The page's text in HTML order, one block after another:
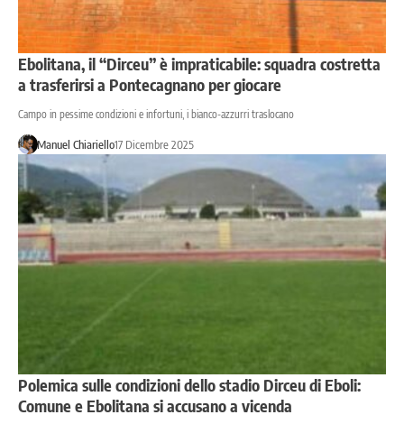
Ebolitana, il “Dirceu” è impraticabile: squadra costretta
a trasferirsi a Pontecagnano per giocare
Campo in pessime condizioni e infortuni, i bianco-azzurri traslocano
Manuel Chiariello17 Dicembre 2025
Polemica sulle condizioni dello stadio Dirceu di Eboli:
Comune e Ebolitana si accusano a vicenda